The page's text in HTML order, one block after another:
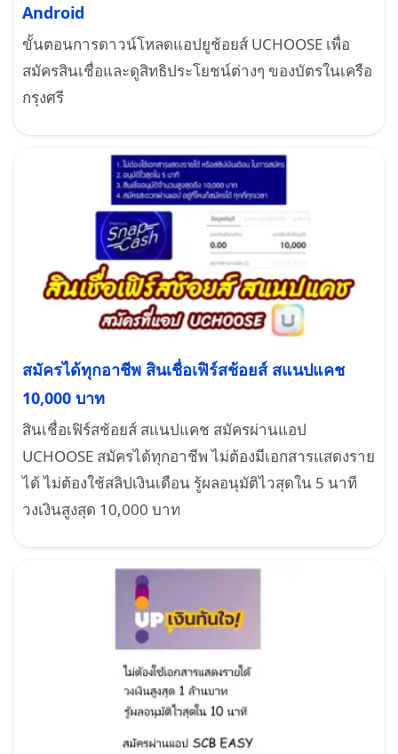
Android
ขั้นตอนการดาวน์โหลดแอปยูช้อยส์ UCHOOSE เพื่อ
สมัครสินเชื่อและดูสิทธิประโยชน์ต่างๆ ของบัตรในเครือ
กรุงศรี
สมัครได้ทุกอาชีพ สินเชื่อเฟิร์สช้อยส์ สแนปแคช
10,000 บาท
สินเชื่อเฟิร์สช้อยส์ สแนปแคช สมัครผ่านแอป
UCHOOSE สมัครได้ทุกอาชีพ ไม่ต้องมีเอกสารแสดงราย
ได้ ไม่ต้องใช้สลิปเงินเดือน รู้ผลอนุมัติไวสุดใน 5 นาที
วงเงินสูงสุด 10,000 บาท